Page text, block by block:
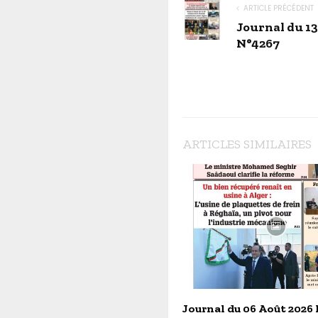
ARTICLE PRÉCÉDENT
Journal du
N°4267
ARTICLES SIMILAIRES
Journal du 06 Août